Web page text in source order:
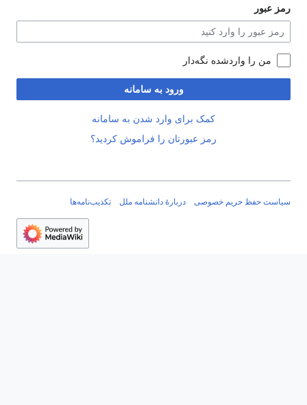
رمز عبور
من را واردشده نگه‌دار
ورود به سامانه
کمک برای وارد شدن به سامانه
رمز عبورتان را فراموش کردید؟
سیاست حفظ حریم خصوصی دربارهٔ دانشنامه ملل تکذیب‌نامه‌ها